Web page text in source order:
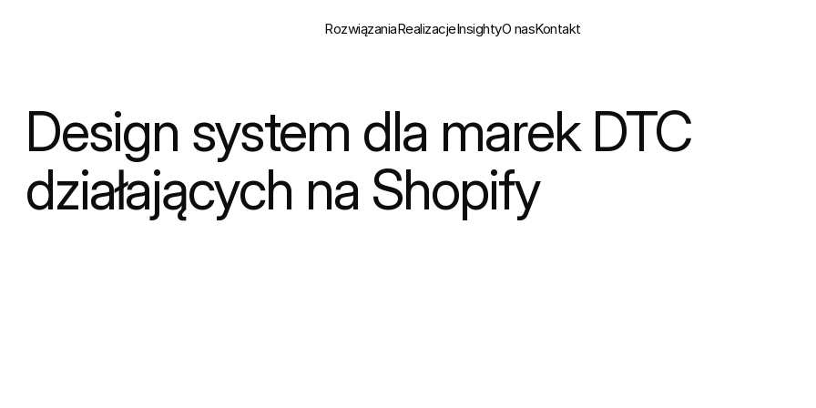
RozwiązaniaRealizacjeInsightyO nasKontakt
Kreacja i UX Design
Wdrożenie systemu OMS
Migracja do Shopify
Design system dla marek DTC
działających na Shopify